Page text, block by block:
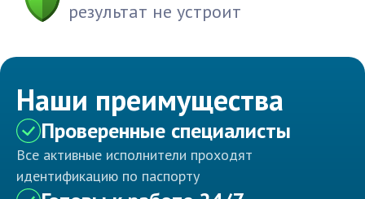
результат не устроит
Наши преимущества
Проверенные специалисты
Все активные исполнители проходят
идентификацию по паспорту